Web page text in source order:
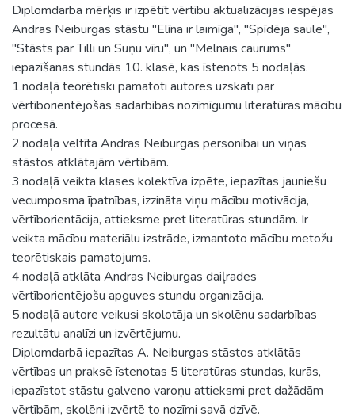
Diplomdarba mērķis ir izpētīt vērtību aktualizācijas iespējas
Andras Neiburgas stāstu "Elīna ir laimīga", "Spīdēja saule",
"Stāsts par Tilli un Suņu vīru", un "Melnais caurums"
iepazīšanas stundās 10. klasē, kas īstenots 5 nodaļās.
1.nodaļā teorētiski pamatoti autores uzskati par
vērtīborientējošas sadarbības nozīmīgumu literatūras mācību
procesā.
2.nodaļa veltīta Andras Neiburgas personībai un viņas
stāstos atklātajām vērtībām.
3.nodaļā veikta klases kolektīva izpēte, iepazītas jauniešu
vecumposma īpatnības, izzināta viņu mācību motivācija,
vērtīborientācija, attieksme pret literatūras stundām. Ir
veikta mācību materiālu izstrāde, izmantoto mācību metožu
teorētiskais pamatojums.
4.nodaļā atklāta Andras Neiburgas daiļrades
vērtīborientējošu apguves stundu organizācija.
5.nodaļā autore veikusi skolotāja un skolēnu sadarbības
rezultātu analīzi un izvērtējumu.
Diplomdarbā iepazītas A. Neiburgas stāstos atklātās
vērtības un praksē īstenotas 5 literatūras stundas, kurās,
iepazīstot stāstu galveno varoņu attieksmi pret dažādām
vērtībām, skolēni izvērtē to nozīmi savā dzīvē.